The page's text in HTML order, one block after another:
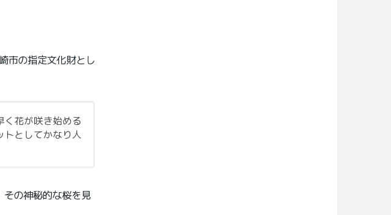
市の指定文化財とし
く花が咲き始める
トとしてかなり人
その神秘的な桜を見